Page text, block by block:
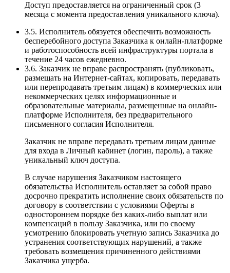
Доступ предоставляется на ограниченный срок (3
месяца с момента предоставления уникального ключа).
3.5. Исполнитель обязуется обеспечить возможность
бесперебойного доступа Заказчика к онлайн-платформе
и работоспособность всей инфраструктуры портала в
течение 24 часов ежедневно.
3.6. Заказчик не вправе распространять (публиковать,
размещать на Интернет-сайтах, копировать, передавать
или перепродавать третьим лицам) в коммерческих или
некоммерческих целях информационные и
образовательные материалы, размещенные на онлайн-
платформе Исполнителя, без предварительного
письменного согласия Исполнителя.
Заказчик не вправе передавать третьим лицам данные
для входа в Личный кабинет (логин, пароль), а также
уникальный ключ доступа.
В случае нарушения Заказчиком настоящего
обязательства Исполнитель оставляет за собой право
досрочно прекратить исполнение своих обязательств по
договору в соответствии с условиями Оферты в
одностороннем порядке без каких-либо выплат или
компенсаций в пользу Заказчика, или по своему
усмотрению блокировать учетную запись Заказчика до
устранения соответствующих нарушений, а также
требовать возмещения причиненного действиями
Заказчика ущерба.